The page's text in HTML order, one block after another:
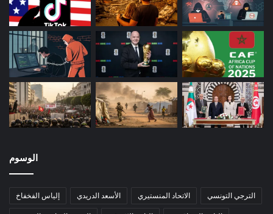
الوسوم
إلياس الفخفاخ الأسعد الدريدي الاتحاد المنستيري الترجي التونسي